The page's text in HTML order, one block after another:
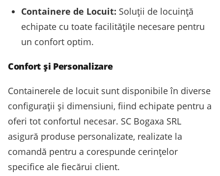
Containere de Locuit: Soluții de locuință
echipate cu toate facilitățile necesare pentru
un confort optim.
Confort și Personalizare
Containerele de locuit sunt disponibile în diverse
configurații și dimensiuni, fiind echipate pentru a
oferi tot confortul necesar. SC Bogaxa SRL
asigură produse personalizate, realizate la
comandă pentru a corespunde cerințelor
specifice ale fiecărui client.